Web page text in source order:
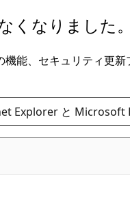
くなりました。
能、セキュリティ更
Explorer と Microsoft